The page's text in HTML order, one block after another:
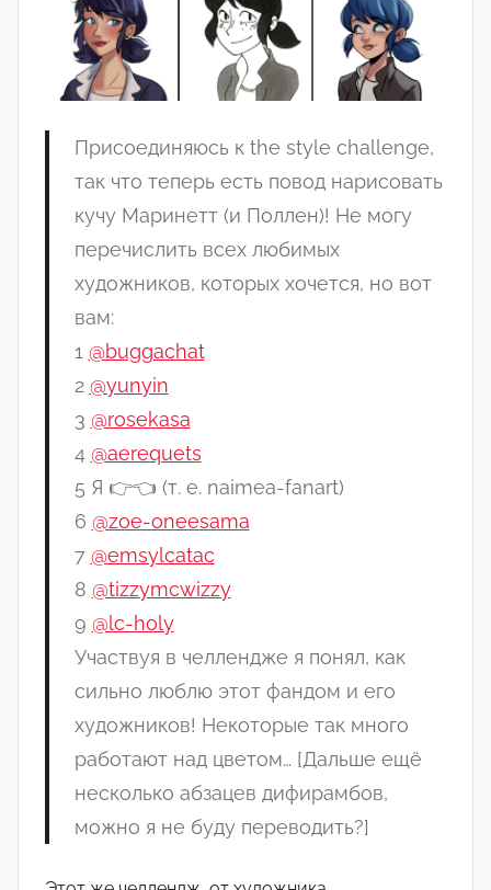
Присоединяюсь к the style challenge,
так что теперь есть повод нарисовать
кучу Маринетт (и Поллен)! Не могу
перечислить всех любимых
художников, которых хочется, но вот
вам:
1 @buggachat
2 @yunyin
3 @rosekasa
4 @aerequets
5 Я 👉👈 (т. е. naimea-fanart)
6 @zoe-oneesama
7 @emsylcatac
8 @tizzymcwizzy
9 @lc-holy
Участвуя в челлендже я понял, как
сильно люблю этот фандом и его
художников! Некоторые так много
работают над цветом… [Дальше ещё
несколько абзацев дифирамбов,
можно я не буду переводить?]